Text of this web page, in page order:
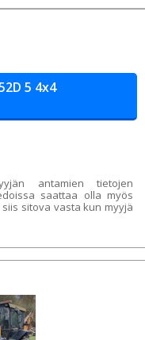
5 4x4
antamien tietojen
saattaa olla myös
sitova vasta kun myyjä